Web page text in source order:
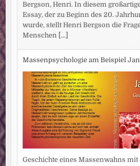
Bergson, Henri. In diesem
Essay, der zu Beginn des 20.
wurde, stellt Henri Bergson die
Menschen [...]
Massenpsychologie am Beispiel
Geschichte eines Massenwahns